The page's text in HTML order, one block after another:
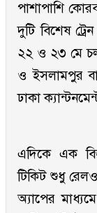
পাশাপাশি
দুটি বিশেষ
২২ ও ২৩ মে
ও ইসলামপুর
ঢাকা
এদিকে এক
টিকিট শুধু
অ্যাপের